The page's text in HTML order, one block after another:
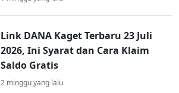
Link DANA Kaget Terbaru 23 Juli
2026, Ini Syarat dan Cara Klaim
Saldo Gratis
2 minggu yang lalu